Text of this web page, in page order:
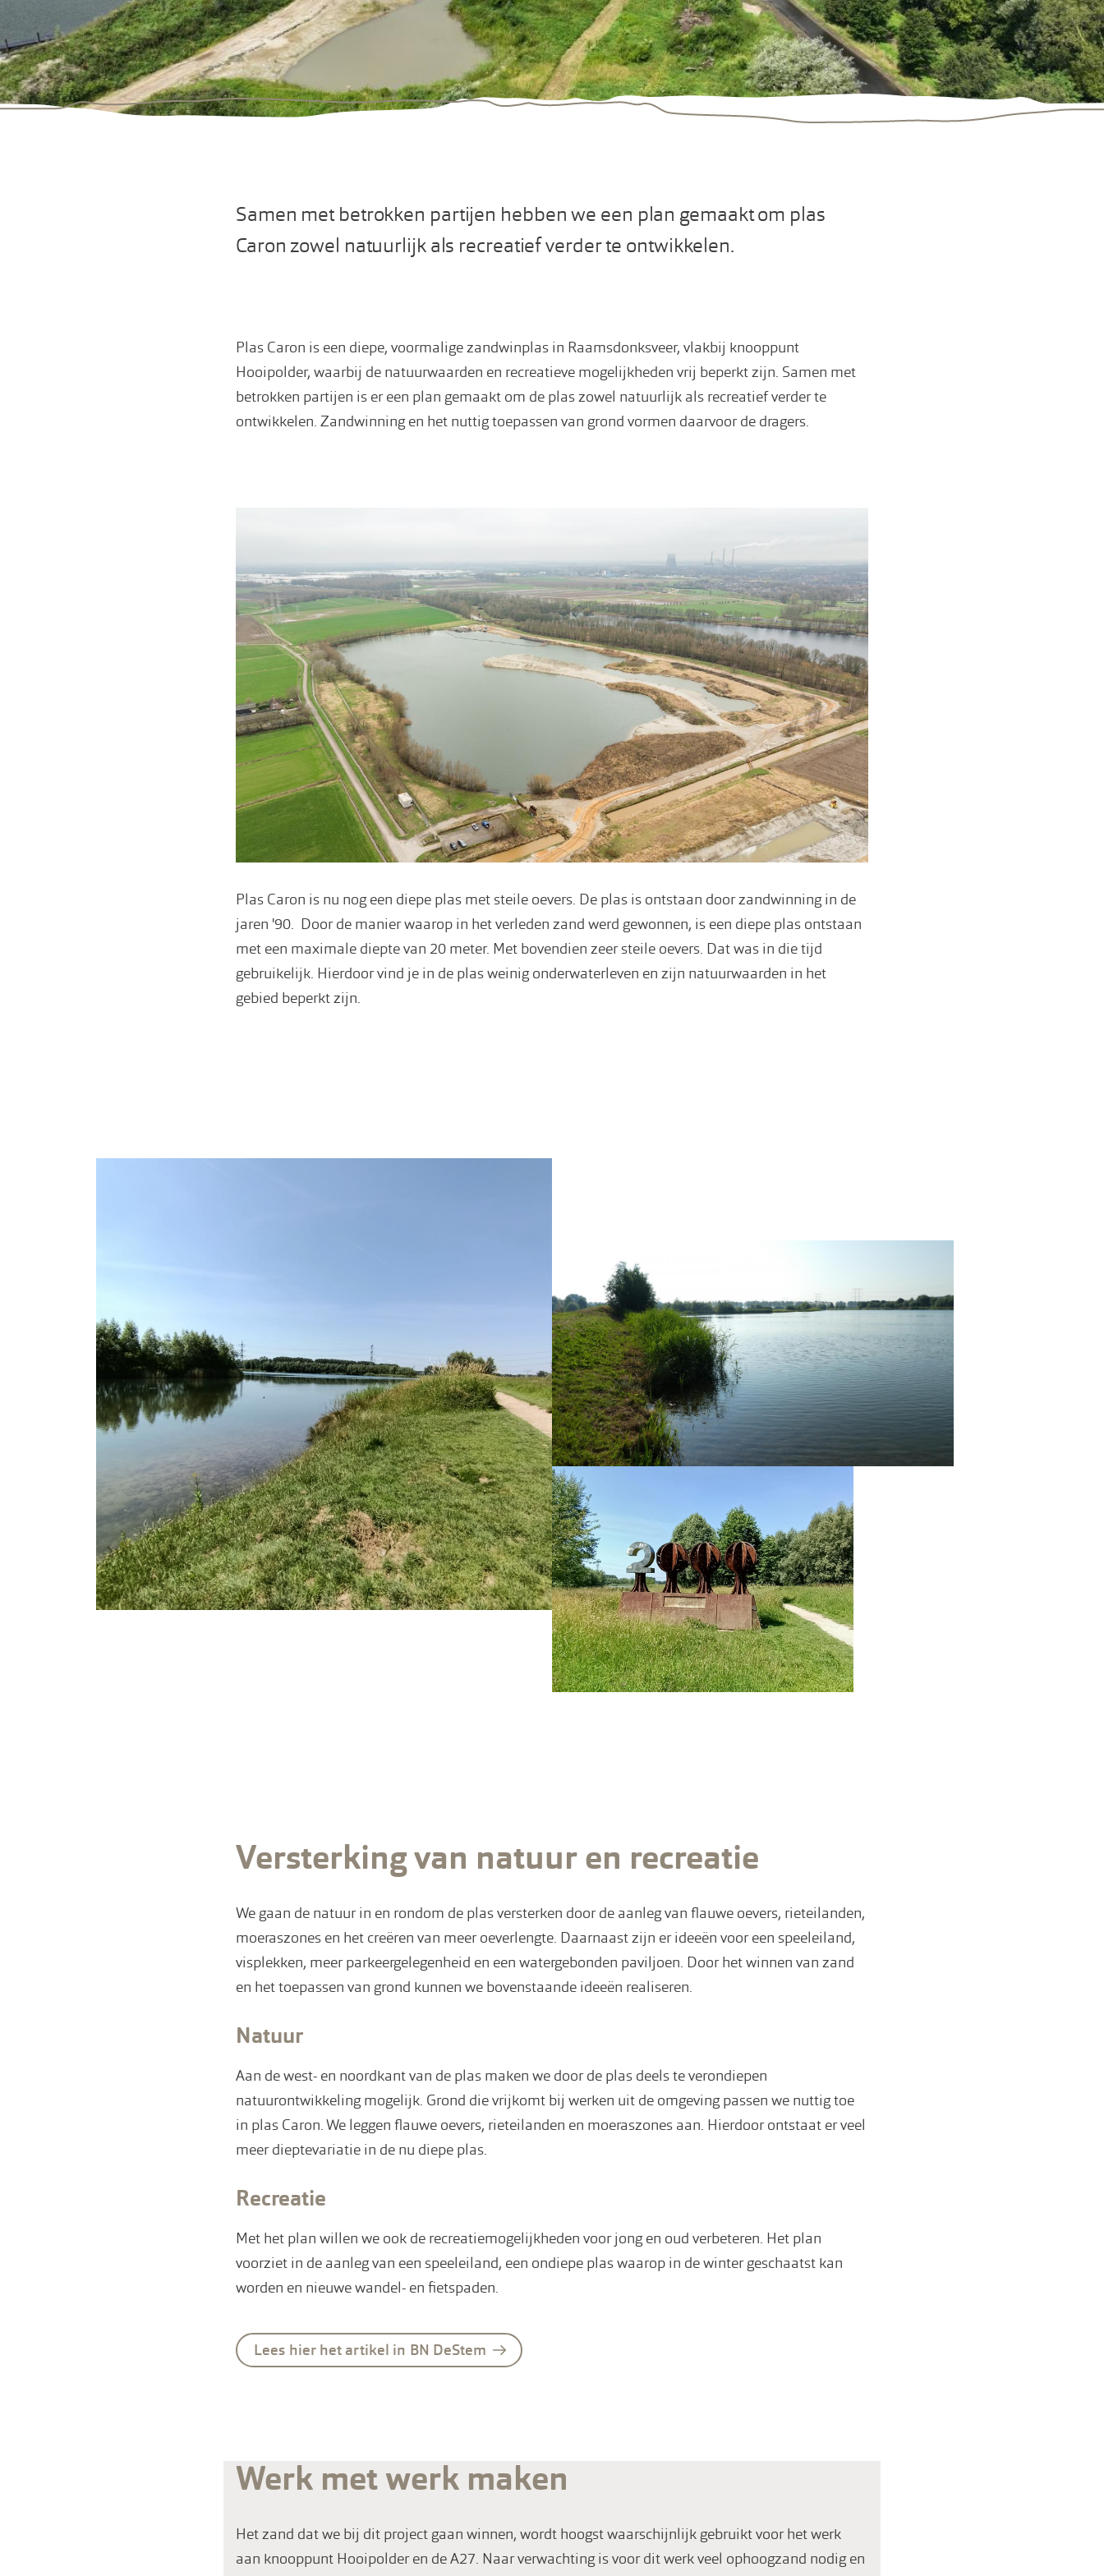
Samen met betrokken partijen hebben we een plan gemaakt om plas
Caron zowel natuurlijk als recreatief verder te ontwikkelen.
Plas Caron is een diepe, voormalige zandwinplas in Raamsdonksveer, vlakbij knooppunt
Hooipolder, waarbij de natuurwaarden en recreatieve mogelijkheden vrij beperkt zijn. Samen met
betrokken partijen is er een plan gemaakt om de plas zowel natuurlijk als recreatief verder te
ontwikkelen. Zandwinning en het nuttig toepassen van grond vormen daarvoor de dragers.
Plas Caron is nu nog een diepe plas met steile oevers. De plas is ontstaan door zandwinning in de
jaren '90. Door de manier waarop in het verleden zand werd gewonnen, is een diepe plas ontstaan
met een maximale diepte van 20 meter. Met bovendien zeer steile oevers. Dat was in die tijd
gebruikelijk. Hierdoor vind je in de plas weinig onderwaterleven en zijn natuurwaarden in het
gebied beperkt zijn.
Versterking van natuur en recreatie
We gaan de natuur in en rondom de plas versterken door de aanleg van flauwe oevers, rieteilanden,
moeraszones en het creëren van meer oeverlengte. Daarnaast zijn er ideeën voor een speeleiland,
visplekken, meer parkeergelegenheid en een watergebonden paviljoen. Door het winnen van zand
en het toepassen van grond kunnen we bovenstaande ideeën realiseren.
Natuur
Aan de west- en noordkant van de plas maken we door de plas deels te verondiepen
natuurontwikkeling mogelijk. Grond die vrijkomt bij werken uit de omgeving passen we nuttig toe
in plas Caron. We leggen ﬂauwe oevers, rieteilanden en moeraszones aan. Hierdoor ontstaat er veel
meer dieptevariatie in de nu diepe plas.
Recreatie
Met het plan willen we ook de recreatiemogelijkheden voor jong en oud verbeteren. Het plan
voorziet in de aanleg van een speeleiland, een ondiepe plas waarop in de winter geschaatst kan
worden en nieuwe wandel- en fietspaden.
Lees hier het artikel in BN DeStem
Werk met werk maken
Het zand dat we bij dit project gaan winnen, wordt hoogst waarschijnlijk gebruikt voor het werk
aan knooppunt Hooipolder en de A27. Naar verwachting is voor dit werk veel ophoogzand nodig en